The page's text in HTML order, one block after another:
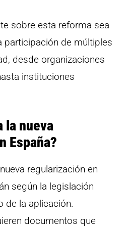
sobre esta reforma sea
participación de múltiples
desde organizaciones
instituciones
la nueva
España?
regularización en
según la legislación
de la aplicación.
documentos que